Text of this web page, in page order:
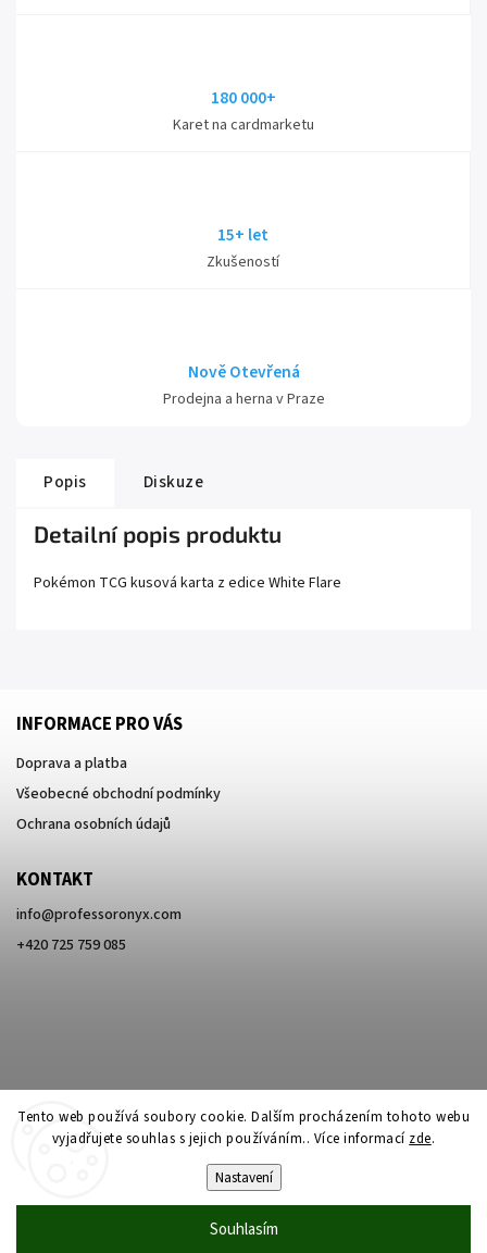
Tento web používá soubory cookie. Dalším procházením tohoto webu
vyjadřujete souhlas s jejich používáním.. Více informací zde.
Nastavení
Souhlasím
180 000+
Karet na cardmarketu
15+ let
Zkušeností
Nově Otevřená
Prodejna a herna v Praze
Popis Diskuze
Detailní popis produktu
Pokémon TCG kusová karta z edice White Flare
INFORMACE PRO VÁS
Doprava a platba
Všeobecné obchodní podmínky
Ochrana osobních údajů
KONTAKT
info@professoronyx.com
+420 725 759 085
Professor Onyx. Všechna práva vyhrazena.